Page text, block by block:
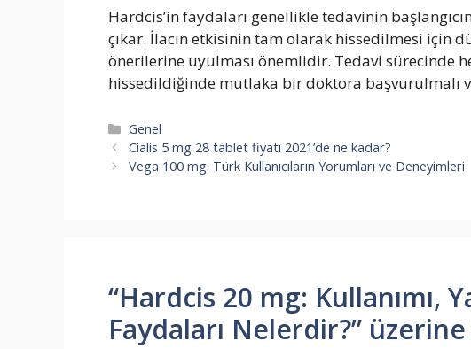
Hardcis’in faydaları genellikle tedavinin
çıkar. İlacın etkisinin tam olarak hissedilmesi için
önerilerine uyulması önemlidir. Tedavi sürecinde
hissedildiğinde mutlaka bir doktora başvurulmalı
Kategoriler
Genel
Cialis 5 mg 28 tablet fiyatı 2021’de ne kadar?
Vega 100 mg: Türk Kullanıcıların Yorumları ve Deneyimleri
“Hardcis 20 mg: Kullanımı,
Faydaları Nelerdir?”